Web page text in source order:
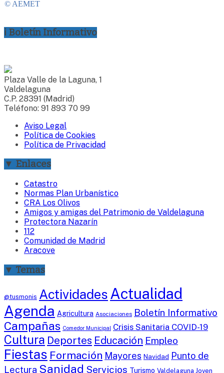
ℹ Boletín Informativo
Plaza Valle de la Laguna, 1
Valdelaguna
C.P. 28391 (Madrid)
Teléfono: 91 893 70 99
Aviso Legal
Política de Cookies
Política de Privacidad
▼ Enlaces
Catastro
Normas Plan Urbanístico
CRA Los Olivos
Amigos y amigas del Patrimonio de Valdelaguna
Protectora Nazarín
112
Comunidad de Madrid
Aracove
▼ Temas
@tusmonis ActividadesActualidad
Agenda Agricultura Asociaciones Boletín Informativo
Campañas Comedor Municipal Crisis Sanitaria COVID-19
Cultura Deportes Educación Empleo
Fiestas Formación Mayores Navidad Punto de
Lectura Sanidad Servicios Turismo Valdelaguna Joven